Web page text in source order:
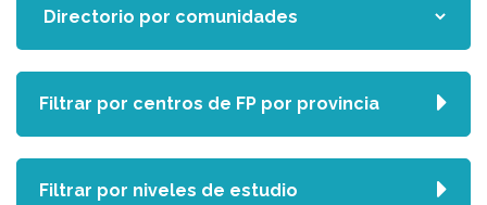
Filtrar por centros de FP por provincia
Filtrar por niveles de estudio